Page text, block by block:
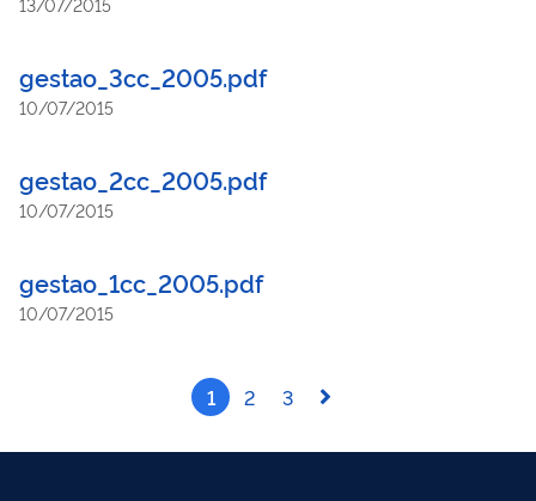
gestao_3cc_2005.pdf
10/07/2015
gestao_2cc_2005.pdf
10/07/2015
gestao_1cc_2005.pdf
10/07/2015
1 2 3